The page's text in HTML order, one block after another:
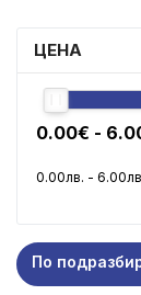
ЦЕНА
По